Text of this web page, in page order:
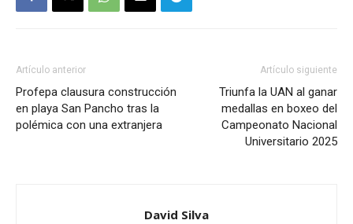
Artículo anterior
Profepa clausura construcción
en playa San Pancho tras la
polémica con una extranjera
Artículo siguiente
Triunfa la UAN al ganar
medallas en boxeo del
Campeonato Nacional
Universitario 2025
David Silva